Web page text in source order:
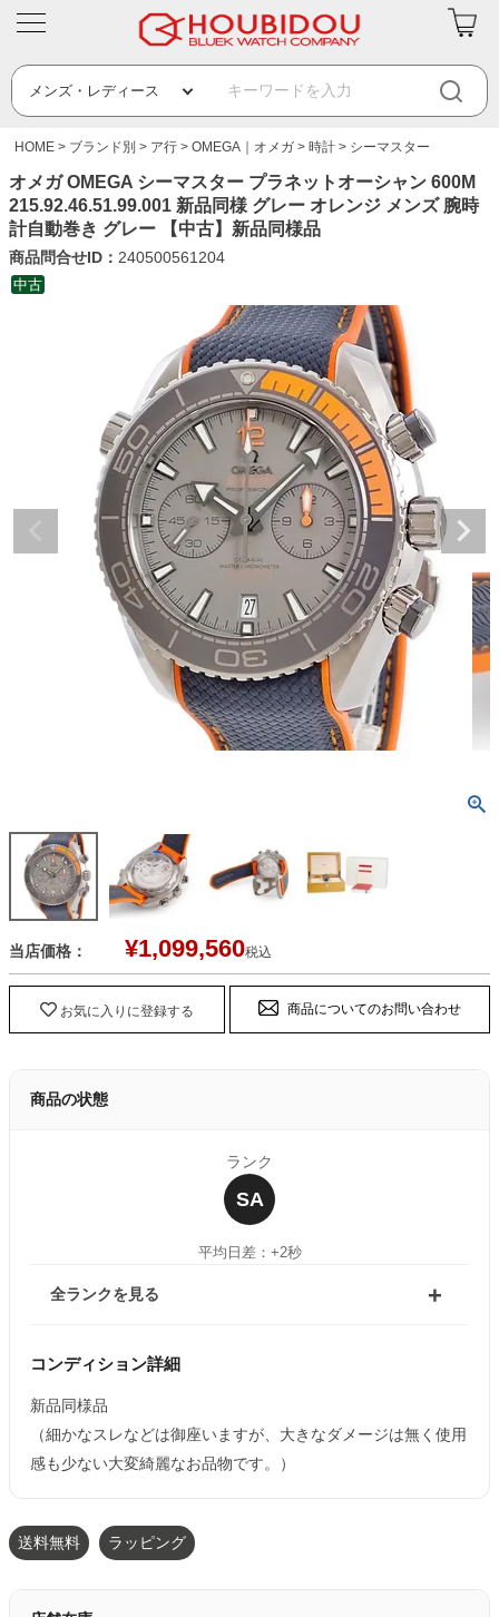
HOME ブランド別 ア行 OMEGA｜オメガ 時計 シーマスター
オメガ OMEGA シーマスター プラネットオーシャン 600M
215.92.46.51.99.001 新品同様 グレー オレンジ メンズ 腕時
計自動巻き グレー 【中古】新品同様品
商品問合せID： 240500561204
中古
当店価格： ¥1,099,560税込
お気に入りに登録する 商品についてのお問い合わせ
商品の状態
ランク
SA
平均日差：+2秒
全ランクを見る
コンディション詳細
新品同様品
（細かなスレなどは御座いますが、大きなダメージは無く使用
感も少ない大変綺麗なお品物です。）
送料無料 ラッピング